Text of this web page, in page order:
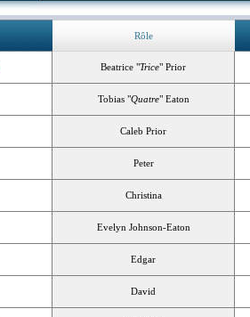
Rôle
Beatrice "Trice" Prior
Tobias "Quatre" Eaton
Caleb Prior
Peter
Christina
Evelyn Johnson-Eaton
Edgar
David